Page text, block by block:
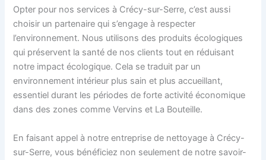
Opter pour nos services à Crécy-sur-Serre, c’est aussi
choisir un partenaire qui s’engage à respecter
l’environnement. Nous utilisons des produits écologiques
qui préservent la santé de nos clients tout en réduisant
notre impact écologique. Cela se traduit par un
environnement intérieur plus sain et plus accueillant,
essentiel durant les périodes de forte activité économique
dans des zones comme Vervins et La Bouteille.
En faisant appel à notre entreprise de nettoyage à Crécy-
sur-Serre, vous bénéficiez non seulement de notre savoir-